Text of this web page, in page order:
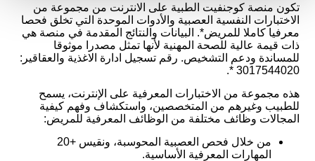
تكون منصة كوجنفيت الطبية على الانترنت من مجموعة من
الاختبارات النفسية العصبية والأدوات الموحدة التي تخلق فحصا
معرفيا كاملا للمريض*. البيانات والنتائج المقدمة في منصة هي
ذات قيمة عالية للصحة المهنية لأنها تمثل مصدرا موثوقا
للمساندة ودعم التشخيص. رقم تسجيل ادارة الاغذية والعقاقير:
3017544020 *.
هذه مجموعة من الاختبارات المعرفية على الإنترنت، يسمح
للطبيب وغيرهم من المتخصصين، واستكشاف وفهم كيفية
المجالات وظائف مختلفة من الوظائف المعرفية للمريض:
من خلال فحص العصبية المحوسبة، ونقيس +20
المهارات المعرفية الأساسية.